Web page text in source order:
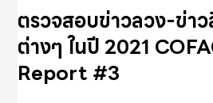
ตรวจสอบข่าวลวง-ข่าว
ต่างๆ ในปี 2021
Report #3